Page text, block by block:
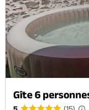
Gîte 6